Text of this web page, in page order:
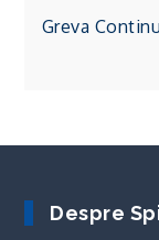
Greva
Despre